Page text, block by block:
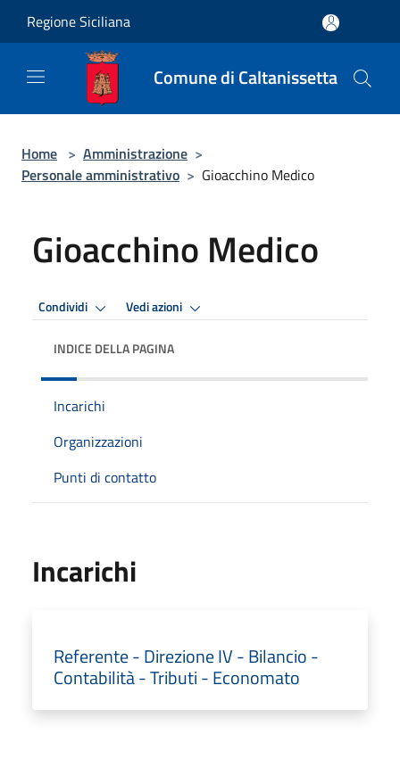
Regione Siciliana
Comune di Caltanissetta
Home > Amministrazione >
Personale amministrativo > Gioacchino Medico
Gioacchino Medico
Condividi Vedi azioni
INDICE DELLA PAGINA
Incarichi
Organizzazioni
Punti di contatto
Incarichi
Referente - Direzione IV - Bilancio -
Contabilità - Tributi - Economato